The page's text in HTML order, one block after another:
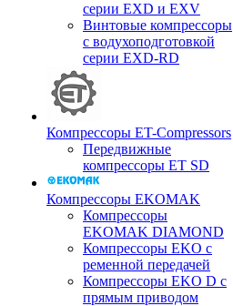
серии EXD и EXV
Винтовые компрессоры
с водухоподготовкой
серии EXD-RD
Компрессоры ET-Compressors
Передвижные
компрессоры ET SD
Компрессоры EKOMAK
Компрессоры
EKOMAK DIAMOND
Компрессоры EKO c
ременной передачей
Компрессоры EKO D с
прямым приводом